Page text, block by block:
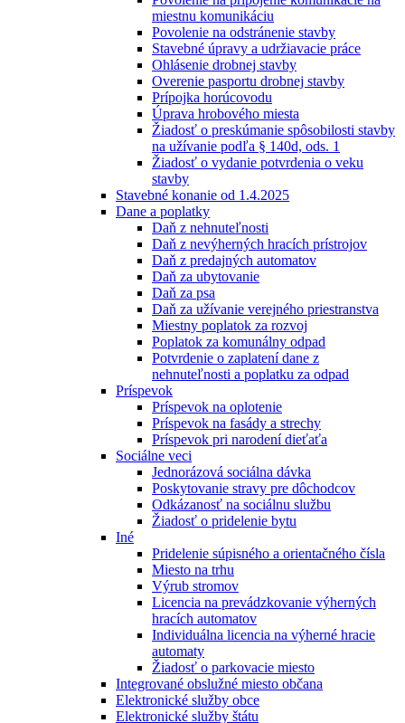
miestnu komunikáciu
Povolenie na odstránenie stavby
Stavebné úpravy a udržiavacie práce
Ohlásenie drobnej stavby
Overenie pasportu drobnej stavby
Prípojka horúcovodu
Úprava hrobového miesta
Žiadosť o preskúmanie spôsobilosti stavby
na užívanie podľa § 140d, ods. 1
Žiadosť o vydanie potvrdenia o veku
stavby
Stavebné konanie od 1.4.2025
Dane a poplatky
Daň z nehnuteľnosti
Daň z nevýherných hracích prístrojov
Daň z predajných automatov
Daň za ubytovanie
Daň za psa
Daň za užívanie verejného priestranstva
Miestny poplatok za rozvoj
Poplatok za komunálny odpad
Potvrdenie o zaplatení dane z
nehnuteľnosti a poplatku za odpad
Príspevok
Príspevok na oplotenie
Príspevok na fasády a strechy
Príspevok pri narodení dieťaťa
Sociálne veci
Jednorázová sociálna dávka
Poskytovanie stravy pre dôchodcov
Odkázanosť na sociálnu službu
Žiadosť o pridelenie bytu
Iné
Pridelenie súpisného a orientačného čísla
Miesto na trhu
Výrub stromov
Licencia na prevádzkovanie výherných
hracích automatov
Individuálna licencia na výherné hracie
automaty
Žiadosť o parkovacie miesto
Integrované obslužné miesto občana
Elektronické služby obce
Elektronické služby štátu